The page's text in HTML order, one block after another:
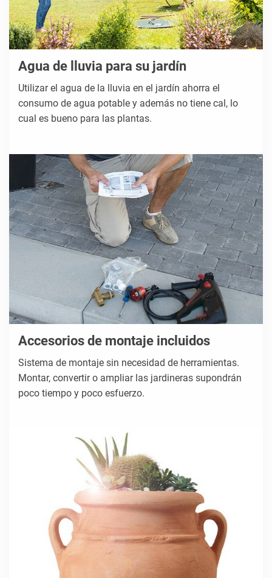
Agua de lluvia para su jardín
Utilizar el agua de la lluvia en el jardín ahorra el
consumo de agua potable y además no tiene cal, lo
cual es bueno para las plantas.
Accesorios de montaje incluidos
Sistema de montaje sin necesidad de herramientas.
Montar, convertir o ampliar las jardineras supondrán
poco tiempo y poco esfuerzo.